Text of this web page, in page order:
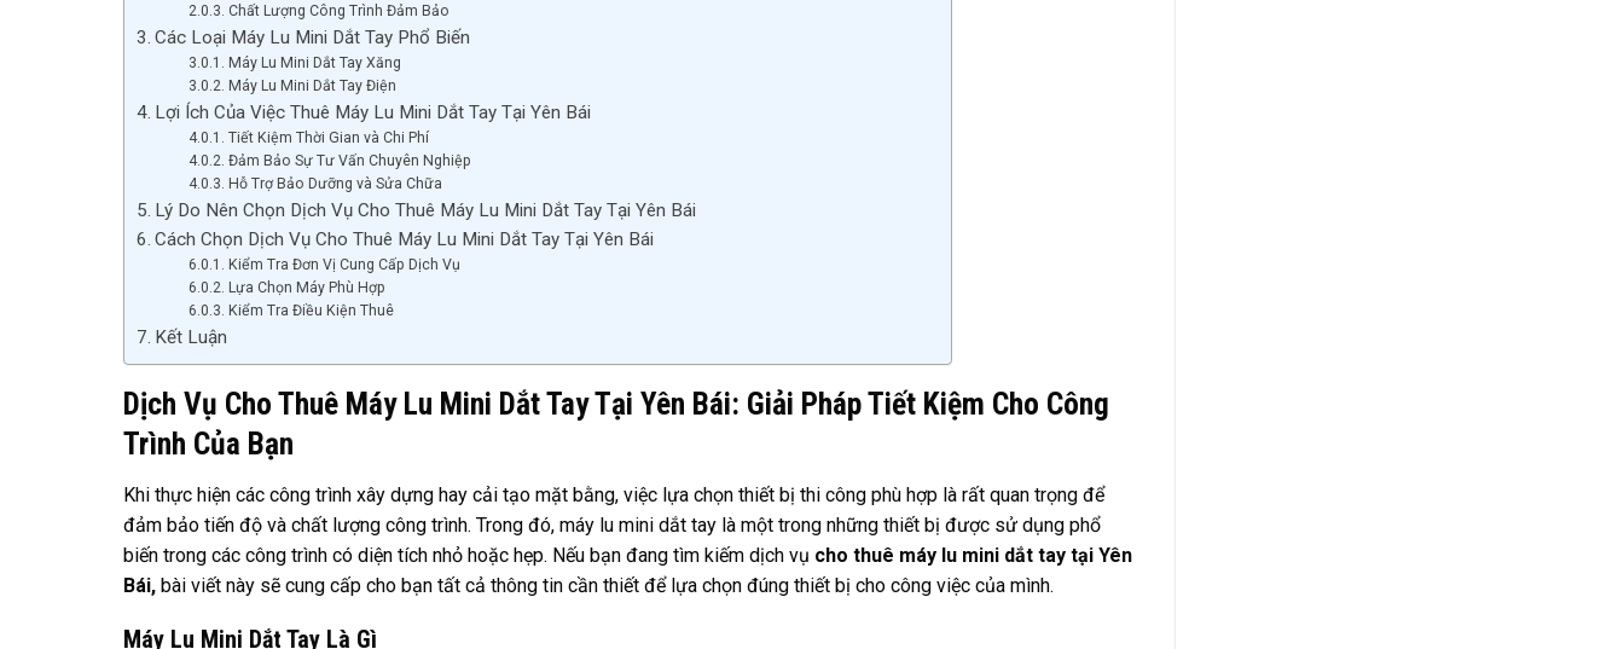
Chất Lượng Công Trình Đảm Bảo
Các Loại Máy Lu Mini Dắt Tay Phổ Biến
Máy Lu Mini Dắt Tay Xăng
Máy Lu Mini Dắt Tay Điện
Lợi Ích Của Việc Thuê Máy Lu Mini Dắt Tay Tại Yên Bái
Tiết Kiệm Thời Gian và Chi Phí
Đảm Bảo Sự Tư Vấn Chuyên Nghiệp
Hỗ Trợ Bảo Dưỡng và Sửa Chữa
Lý Do Nên Chọn Dịch Vụ Cho Thuê Máy Lu Mini Dắt Tay Tại Yên Bái
Cách Chọn Dịch Vụ Cho Thuê Máy Lu Mini Dắt Tay Tại Yên Bái
Kiểm Tra Đơn Vị Cung Cấp Dịch Vụ
Lựa Chọn Máy Phù Hợp
Kiểm Tra Điều Kiện Thuê
Kết Luận
Dịch Vụ Cho Thuê Máy Lu Mini Dắt Tay Tại Yên Bái: Giải Pháp Tiết Kiệm Cho Công
Trình Của Bạn
Khi thực hiện các công trình xây dựng hay cải tạo mặt bằng, việc lựa chọn thiết bị thi công phù hợp là rất quan trọng để
đảm bảo tiến độ và chất lượng công trình. Trong đó, máy lu mini dắt tay là một trong những thiết bị được sử dụng phổ
biến trong các công trình có diện tích nhỏ hoặc hẹp. Nếu bạn đang tìm kiếm dịch vụ cho thuê máy lu mini dắt tay tại Yên
Bái, bài viết này sẽ cung cấp cho bạn tất cả thông tin cần thiết để lựa chọn đúng thiết bị cho công việc của mình.
Máy Lu Mini Dắt Tay Là Gì